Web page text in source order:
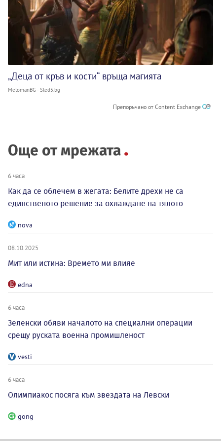
„Деца от кръв и кости“ връща магията
MelomanBG - Sled5.bg
Препоръчано от Content Exchange
Още от мрежата
6 часа
Как да се облечем в жегата: Белите дрехи не са
единственото решение за охлаждане на тялото
nova
08.10.2025
Мит или истина: Времето ми влияе
edna
6 часа
Зеленски обяви началото на специални операции
срещу руската военна промишленост
vesti
6 часа
Олимпиакос посяга към звездата на Левски
gong